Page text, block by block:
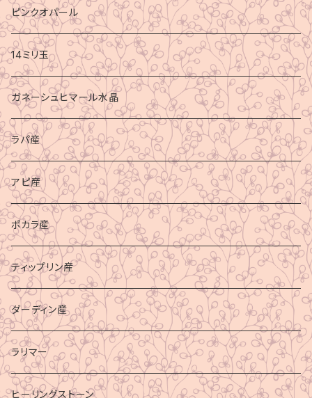
ピンクオパール
14ミリ玉
ガネーシュヒマール水晶
ラパ産
アピ産
ポカラ産
ティップリン産
ダーディン産
ラリマー
ヒーリングストーン